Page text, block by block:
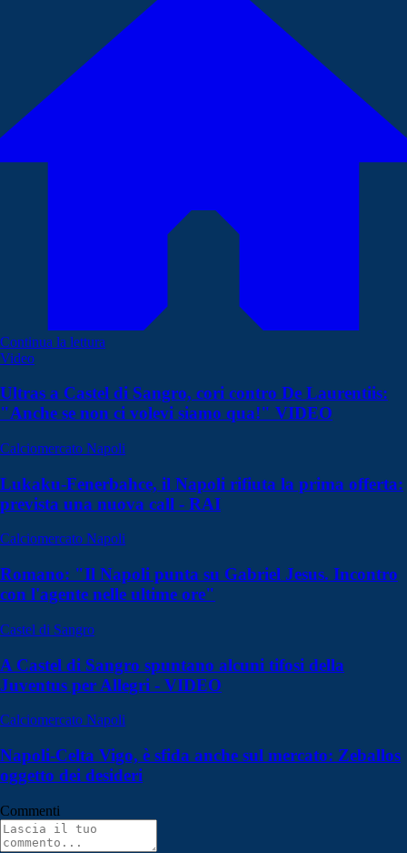
Continua la lettura
Video
Ultras a Castel di Sangro, cori contro De Laurentiis:
"Anche se non ci volevi siamo qua!" VIDEO
Calciomercato Napoli
Lukaku-Fenerbahce, il Napoli rifiuta la prima offerta:
prevista una nuova call - RAI
Calciomercato Napoli
Romano: "Il Napoli punta su Gabriel Jesus. Incontro
con l'agente nelle ultime ore"
Castel di Sangro
A Castel di Sangro spuntano alcuni tifosi della
Juventus per Allegri - VIDEO
Calciomercato Napoli
Napoli-Celta Vigo, è sfida anche sul mercato: Zeballos
oggetto dei desideri
Commenti